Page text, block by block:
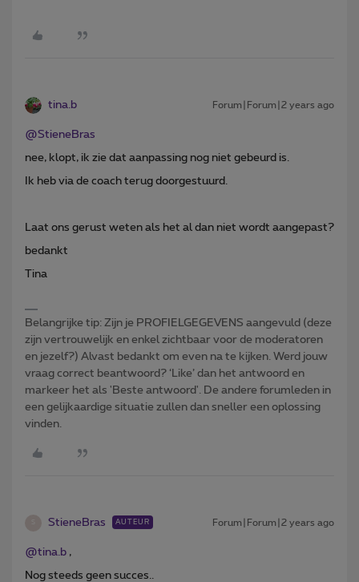
tina.b Forum|Forum|2 years ago
@StieneBras
nee, klopt, ik zie dat aanpassing nog niet gebeurd is.
Ik heb via de coach terug doorgestuurd.
Laat ons gerust weten als het al dan niet wordt aangepast?
bedankt
Tina
Belangrijke tip: Zijn je PROFIELGEGEVENS aangevuld (deze
zijn vertrouwelijk en enkel zichtbaar voor de moderatoren
en jezelf?) Alvast bedankt om even na te kijken. Werd jouw
vraag correct beantwoord? ‘Like’ dan het antwoord en
markeer het als 'Beste antwoord'. De andere forumleden in
een gelijkaardige situatie zullen dan sneller een oplossing
vinden.
StieneBras AUTEUR Forum|Forum|2 years ago
@tina.b ,
Nog steeds geen succes..